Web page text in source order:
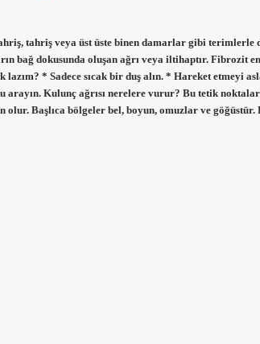
tahriş veya üst üste binen damarlar gibi terimlerle de
bağ dokusunda oluşan ağrı veya iltihaptır. Fibrozit
* Sadece sıcak bir duş alın. * Hareket etmeyi
Kulunç ağrısı nerelere vurur? Bu tetik
olur. Başlıca bölgeler bel, boyun, omuzlar ve